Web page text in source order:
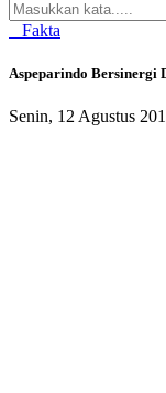
Fakta
Aspeparindo Bersinergi
Senin, 12 Agustus